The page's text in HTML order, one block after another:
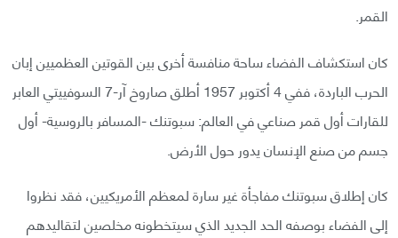
القمر.
كان استكشاف الفضاء ساحة منافسة أخرى بين القوتين العظميين إبان
الحرب الباردة، ففي 4 أكتوبر 1957 أطلق صاروخ آر-7 السوفييتي العابر
للقارات أول قمر صناعي في العالم: سبوتنك -المسافر بالروسية- أول
جسم من صنع الإنسان يدور حول الأرض.
كان إطلاق سبوتنك مفاجأة غير سارة لمعظم الأمريكيين، فقد نظروا
إلى الفضاء بوصفه الحد الجديد الذي سيتخطونه مخلصين لتقاليدهم